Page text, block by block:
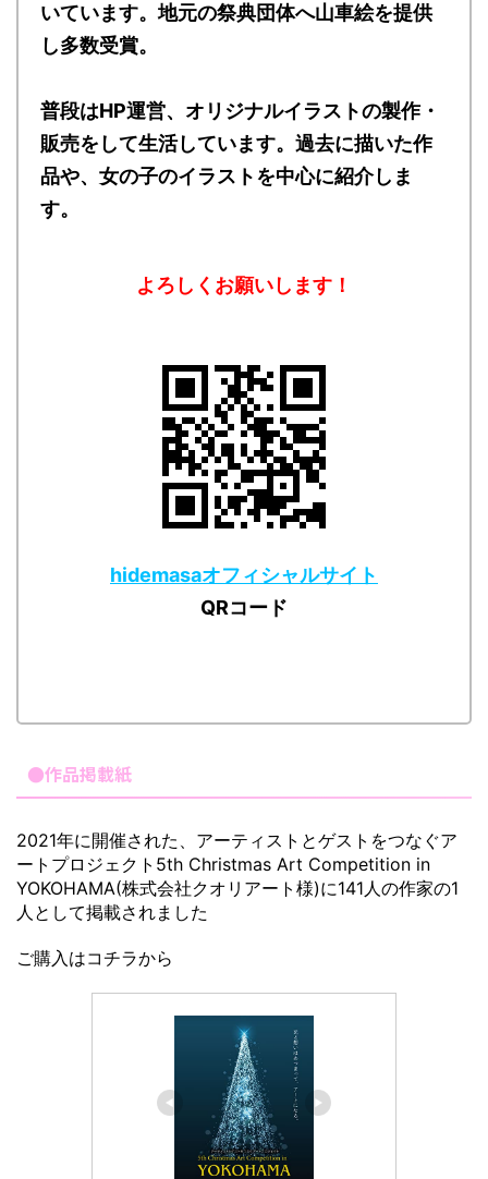
いています。地元の祭典団体へ山車絵を提供
し多数受賞。
普段はHP運営、オリジナルイラストの製作・
販売をして生活しています。過去に描いた作
品や、女の子のイラストを中心に紹介しま
す。
よろしくお願いします！
hidemasaオフィシャルサイト
QRコード
●作品掲載紙
2021年に開催された、アーティストとゲストをつなぐア
ートプロジェクト5th Christmas Art Competition in
YOKOHAMA(株式会社クオリアート様)に141人の作家の1
人として掲載されました
ご購入はコチラから